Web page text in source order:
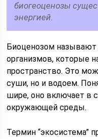
биогеоценозы
энергией.
Биоценозом
организмов, которые
пространство. Это
суши, но и водоем.
шире, оно включает в
окружающей среды.
Термин “экосистема”